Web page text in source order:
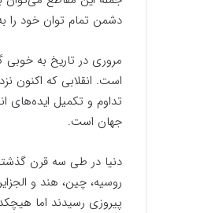
دشمن تمام توان خود را
مروری در تاریخ به خوبی
است. انقلابی که اکنون
جهان است.
دنیا در طی سه قرن
روسیه، چین، هند و
پیروزی رسیدند اما